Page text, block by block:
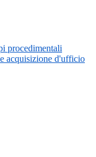
procedimentali
acquisizione d'ufficio